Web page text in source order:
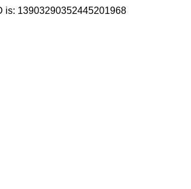
is: 13903290352445201968